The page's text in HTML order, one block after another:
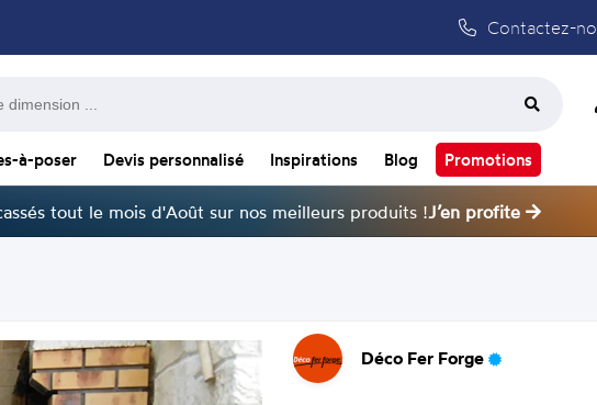
Contactez-
à-poser Devis personnalisé Inspirations Blog Promotions
tout le mois d'Août sur nos meilleurs produits !J’en profite
Déco Fer Forge